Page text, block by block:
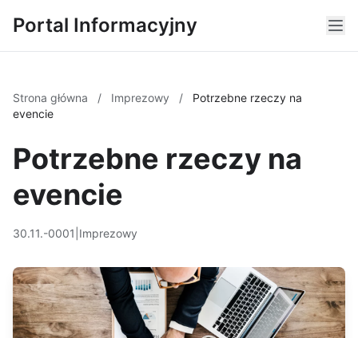
Portal Informacyjny
Strona główna / Imprezowy /
Potrzebne rzeczy na
evencie
Potrzebne rzeczy na
evencie
30.11.-0001 Imprezowy